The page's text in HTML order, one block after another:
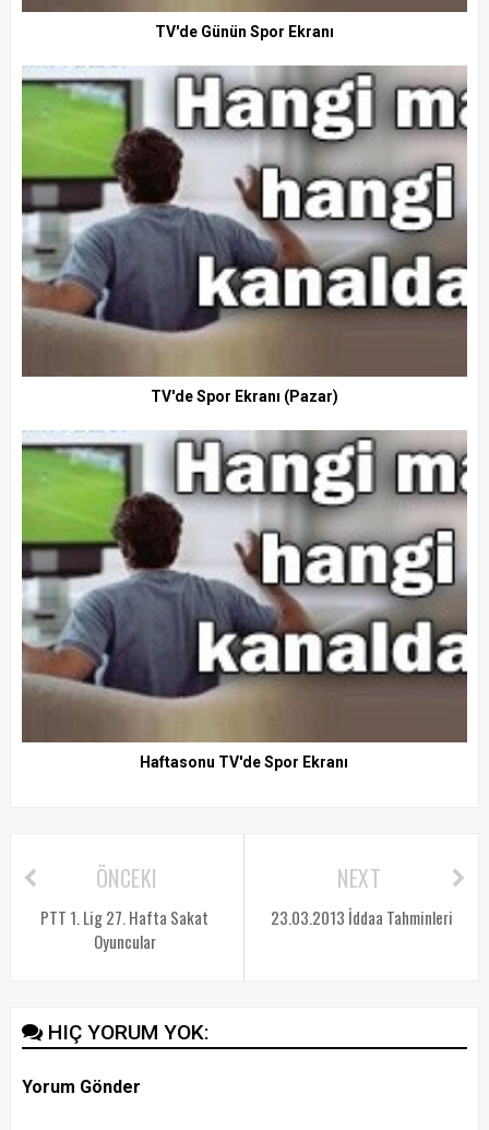
TV'de Günün Spor Ekranı
TV'de Spor Ekranı (Pazar)
Haftasonu TV'de Spor Ekranı
NEXT
23.03.2013 İddaa Tahminleri
ÖNCEKI
PTT 1. Lig 27. Hafta Sakat
Oyuncular
HIÇ YORUM YOK:
Yorum Gönder